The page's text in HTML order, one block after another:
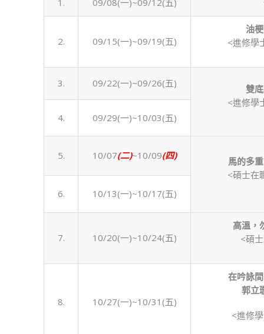
期
學
期）〉
1. 09/08(一)~09/12(五)
2. 09/15(一)~09/19(五)
油
<進修學
3. 09/22(一)~09/26(五)
雙
<進修學
4.
09/29(一)~10/03(五)
5. 10/07(二)~10/09(四)
馬的多
<碩士在
6.
10/13(一)~10/17(五)
7. 10/20(一)~10/24(五)
高溫，
<碩
8. 10/27(一)~10/31(五)
在吟詠
郭立
<進修